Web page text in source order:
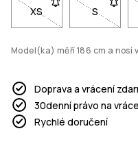
XS- Velikost XS není
S- Velikost
Model(ka) měří 186 cm a nosí
Doprava a vrácení
30denní právo na
Rychlé doručení